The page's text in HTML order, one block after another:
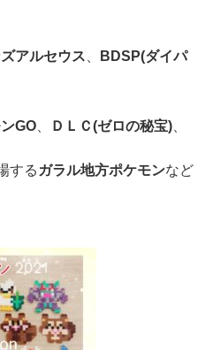
アルセウス、
BDSP(ダイパ
GO ＤＬＣ(ゼロの秘宝)
する ガラル地方ポケモンなど